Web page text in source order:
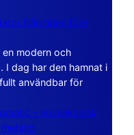
från tiden före
modern och
dag har den hamnat i
användbar för
– en mekanisk